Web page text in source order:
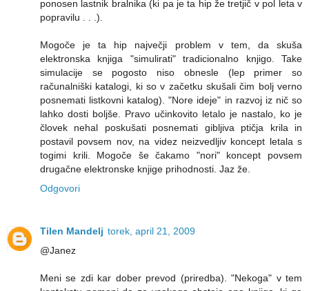
ponosen lastnik bralnika (ki pa je ta hip že tretjič v pol leta v
popravilu . . .).
Mogoče je ta hip največji problem v tem, da skuša
elektronska knjiga "simulirati" tradicionalno knjigo. Take
simulacije se pogosto niso obnesle (lep primer so
računalniški katalogi, ki so v začetku skušali čim bolj verno
posnemati listkovni katalog). "Nore ideje" in razvoj iz nič so
lahko dosti boljše. Pravo učinkovito letalo je nastalo, ko je
človek nehal poskušati posnemati gibljiva ptičja krila in
postavil povsem nov, na videz neizvedljiv koncept letala s
togimi krili. Mogoče še čakamo "nori" koncept povsem
drugačne elektronske knjige prihodnosti. Jaz že.
Odgovori
Tilen Mandelj torek, april 21, 2009
@Janez
Meni se zdi kar dober prevod (priredba). "Nekoga" v tem